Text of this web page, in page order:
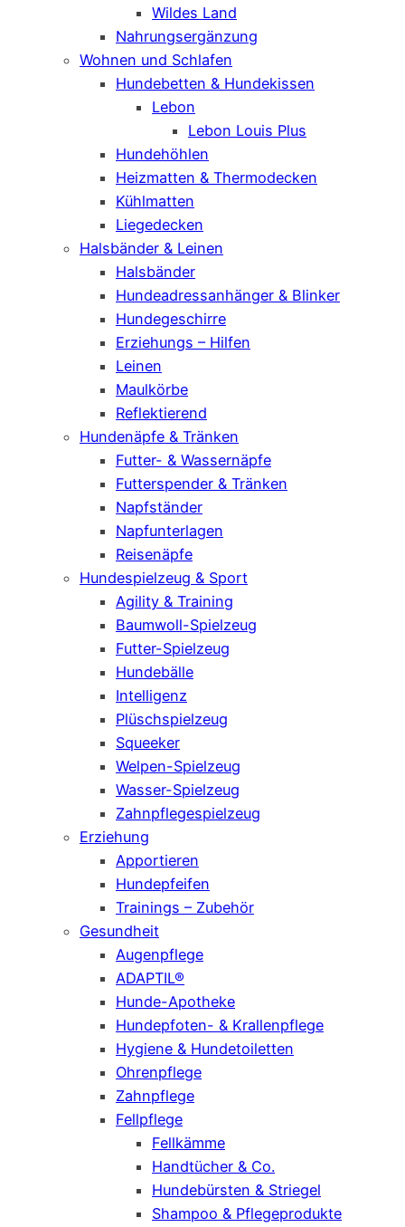
Wildes Land
Nahrungsergänzung
Wohnen und Schlafen
Hundebetten & Hundekissen
Lebon
Lebon Louis Plus
Hundehöhlen
Heizmatten & Thermodecken
Kühlmatten
Liegedecken
Halsbänder & Leinen
Halsbänder
Hundeadressanhänger & Blinker
Hundegeschirre
Erziehungs – Hilfen
Leinen
Maulkörbe
Reflektierend
Hundenäpfe & Tränken
Futter- & Wassernäpfe
Futterspender & Tränken
Napfständer
Napfunterlagen
Reisenäpfe
Hundespielzeug & Sport
Agility & Training
Baumwoll-Spielzeug
Futter-Spielzeug
Hundebälle
Intelligenz
Plüschspielzeug
Squeeker
Welpen-Spielzeug
Wasser-Spielzeug
Zahnpflegespielzeug
Erziehung
Apportieren
Hundepfeifen
Trainings – Zubehör
Gesundheit
Augenpflege
ADAPTIL®
Hunde-Apotheke
Hundepfoten- & Krallenpflege
Hygiene & Hundetoiletten
Ohrenpflege
Zahnpflege
Fellpflege
Fellkämme
Handtücher & Co.
Hundebürsten & Striegel
Shampoo & Pflegeprodukte